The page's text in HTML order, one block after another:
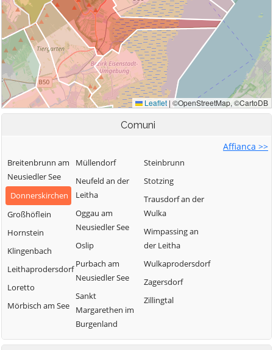
Comuni
Affianca >>
Breitenbrunn am
Neusiedler See
Donnerskirchen
Großhöflein
Hornstein
Klingenbach
Leithaprodersdorf
Loretto
Mörbisch am See
Müllendorf
Neufeld an der
Leitha
Oggau am
Neusiedler See
Oslip
Purbach am
Neusiedler See
Sankt
Margarethen im
Burgenland
Schützen am
Steinbrunn
Stotzing
Trausdorf an der
Wulka
Wimpassing an
der Leitha
Wulkaprodersdorf
Zagersdorf
Zillingtal